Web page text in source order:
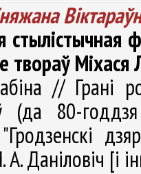
стылістычная
твораў Міхася
// Грані
(да 80-
А. Даніловіч [і